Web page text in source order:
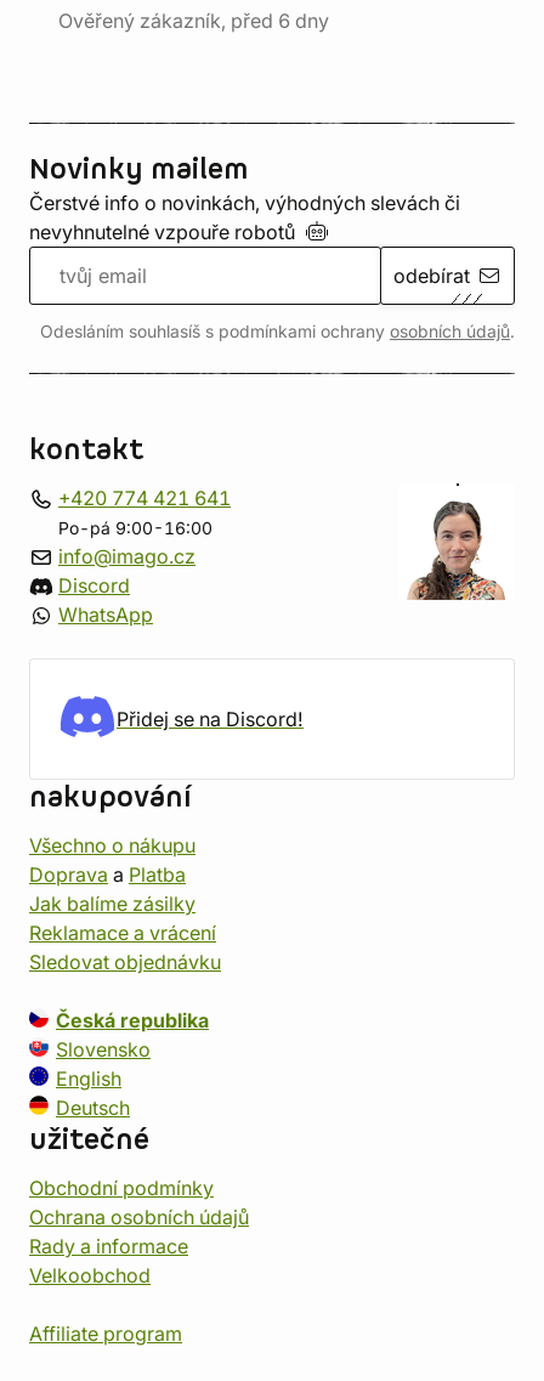
Ověřený zákazník, před 6 dny
Novinky mailem
Čerstvé info o novinkách, výhodných slevách či
nevyhnutelné vzpouře robotů
odebírat
Odesláním souhlasíš s podmínkami ochrany osobních údajů.
kontakt
+420 774 421 641
Po-pá 9:00-16:00
info@imago.cz
Discord
WhatsApp
Přidej se na Discord!
nakupování
Všechno o nákupu
Doprava a Platba
Jak balíme zásilky
Reklamace a vrácení
Sledovat objednávku
Česká republika
Slovensko
English
Deutsch
užitečné
Obchodní podmínky
Ochrana osobních údajů
Rady a informace
Velkoobchod
Affiliate program